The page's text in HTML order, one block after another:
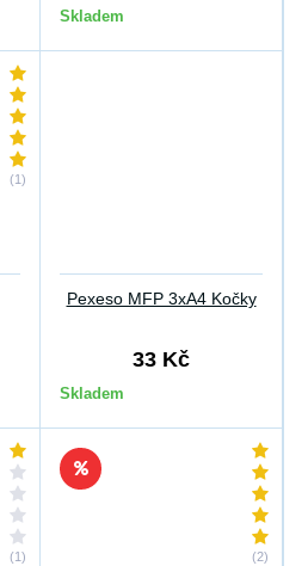
Skladem
(1)
Pexeso MFP 3xA4 Kočky
33 Kč
Skladem
(1) (2)